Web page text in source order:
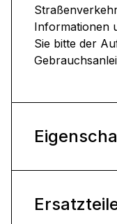
Informationen
Sie bitte der